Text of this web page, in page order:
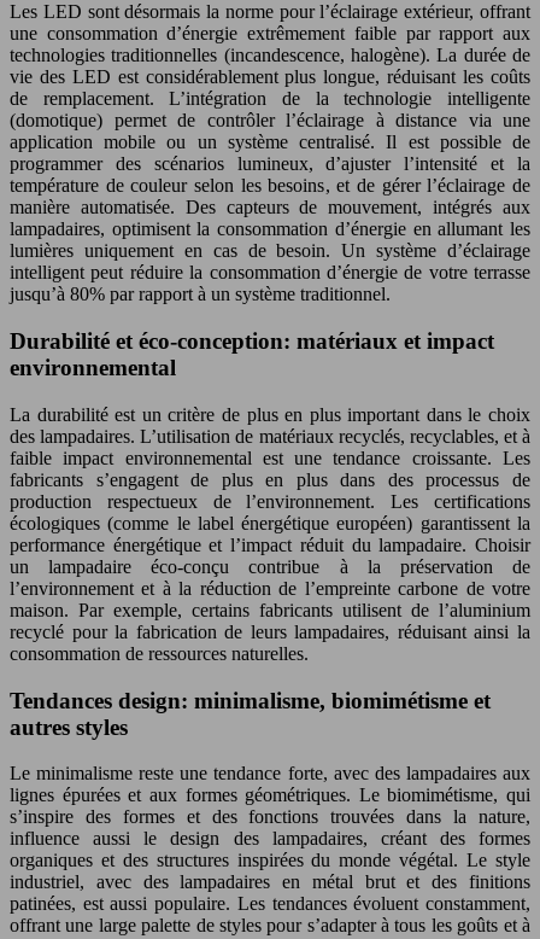
Les LED sont désormais la norme pour l’éclairage extérieur, offrant
une consommation d’énergie extrêmement faible par rapport aux
technologies traditionnelles (incandescence, halogène). La durée de
vie des LED est considérablement plus longue, réduisant les coûts
de remplacement. L’intégration de la technologie intelligente
(domotique) permet de contrôler l’éclairage à distance via une
application mobile ou un système centralisé. Il est possible de
programmer des scénarios lumineux, d’ajuster l’intensité et la
température de couleur selon les besoins, et de gérer l’éclairage de
manière automatisée. Des capteurs de mouvement, intégrés aux
lampadaires, optimisent la consommation d’énergie en allumant les
lumières uniquement en cas de besoin. Un système d’éclairage
intelligent peut réduire la consommation d’énergie de votre terrasse
jusqu’à 80% par rapport à un système traditionnel.
Durabilité et éco-conception: matériaux et impact
environnemental
La durabilité est un critère de plus en plus important dans le choix
des lampadaires. L’utilisation de matériaux recyclés, recyclables, et à
faible impact environnemental est une tendance croissante. Les
fabricants s’engagent de plus en plus dans des processus de
production respectueux de l’environnement. Les certifications
écologiques (comme le label énergétique européen) garantissent la
performance énergétique et l’impact réduit du lampadaire. Choisir
un lampadaire éco-conçu contribue à la préservation de
l’environnement et à la réduction de l’empreinte carbone de votre
maison. Par exemple, certains fabricants utilisent de l’aluminium
recyclé pour la fabrication de leurs lampadaires, réduisant ainsi la
consommation de ressources naturelles.
Tendances design: minimalisme, biomimétisme et
autres styles
Le minimalisme reste une tendance forte, avec des lampadaires aux
lignes épurées et aux formes géométriques. Le biomimétisme, qui
s’inspire des formes et des fonctions trouvées dans la nature,
influence aussi le design des lampadaires, créant des formes
organiques et des structures inspirées du monde végétal. Le style
industriel, avec des lampadaires en métal brut et des finitions
patinées, est aussi populaire. Les tendances évoluent constamment,
offrant une large palette de styles pour s’adapter à tous les goûts et à